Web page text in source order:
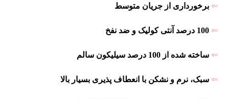
⇐برخورداری از جریان متوسط
⇐100 درصد آنتی کولیک و ضد نفخ
⇐ساخته شده از 100 درصد سیلیکون سالم
⇐سبک، نرم و نشکن با انعطاف پذیری بسیار بالا